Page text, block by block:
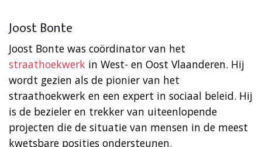
Joost Bonte
Joost Bonte was coördinator van het
straathoekwerk in West- en Oost Vlaanderen. Hij
wordt gezien als de pionier van het
straathoekwerk en een expert in sociaal beleid. Hij
is de bezieler en trekker van uiteenlopende
projecten die de situatie van mensen in de meest
kwetsbare posities ondersteunen.